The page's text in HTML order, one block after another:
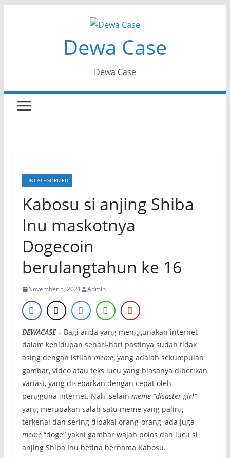
Dewa Case
Dewa Case
UNCATEGORIZED
Kabosu si anjing Shiba
Inu maskotnya
Dogecoin
berulangtahun ke 16
November 5, 2021 Admin
DEWACASE – Bagi anda yang menggunakan internet
dalam kehidupan sehari-hari pastinya sudah tidak
asing dengan istilah meme, yang adalah sekumpulan
gambar, video atau teks lucu yang biasanya diberikan
variasi, yang disebarkan dengan cepat oleh
pengguna internet. Nah, selain meme “disaster girl”
yang merupakan salah satu meme yang paling
terkenal dan sering dipakai orang-orang, ada juga
meme“doge” yakni gambar wajah polos dan lucu si
anjing Shiba Inu betina bernama Kabosu.